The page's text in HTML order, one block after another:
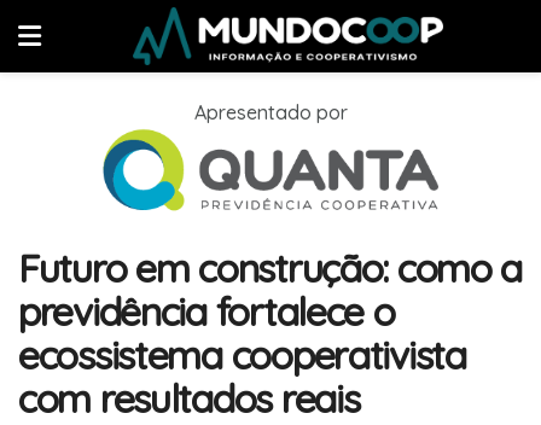
Apresentado por
Futuro em construção: como a
previdência fortalece o
ecossistema cooperativista
com resultados reais